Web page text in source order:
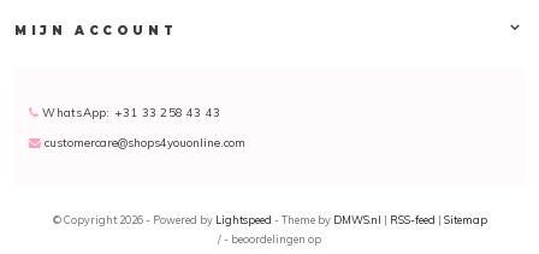
MIJN ACCOUNT
WhatsApp: +31 33 258 43 43
customercare@shops4youonline.com
© Copyright 2026 - Powered by Lightspeed - Theme by DMWS.nl | RSS-feed | Sitemap
/- beoordelingen op